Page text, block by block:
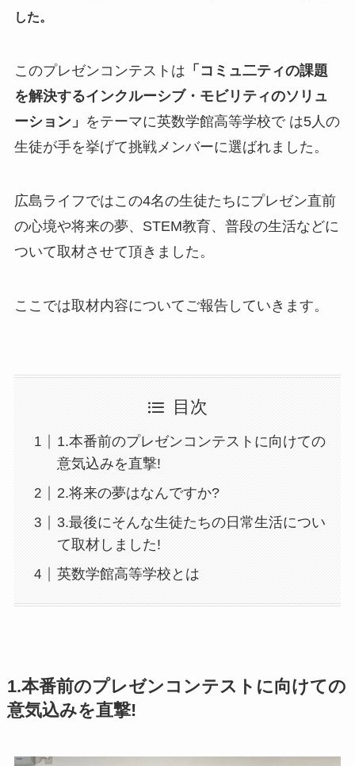
した。
このプレゼンコンテストは 「コミュ二ティの課題
を解決するインクルーシブ・モビリティのソリュ
ーション」 をテーマに英数学館高等学校で は5人の
生徒が手を挙げて挑戦メンバーに選ばれました。
広島ライフではこの4名の生徒たちにプレゼン直前
の心境や将来の夢、STEM教育、普段の生活などに
ついて取材させて頂きました。
ここでは取材内容についてご報告していきます。
目次
1.本番前のプレゼンコンテストに向けての
意気込みを直撃!
2.将来の夢はなんですか?
3.最後にそんな生徒たちの日常生活につい
て取材しました!
英数学館高等学校とは
1.本番前のプレゼンコンテストに向けての
意気込みを直撃!